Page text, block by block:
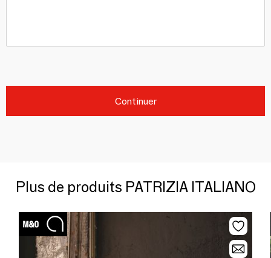
Continuer
Plus de produits PATRIZIA ITALIANO